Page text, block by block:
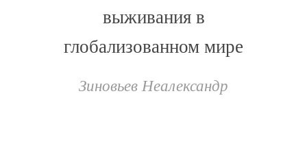
выживания в
глобализованном мире
Зиновьев Неалександр